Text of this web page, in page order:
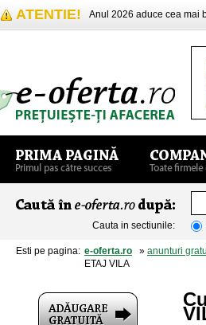
ATENTIE! Anul 2026 aduce cea mai
Cauta in sectiunile:
Esti pe pagina: e-oferta.ro » anunturi
ETAJ VILA